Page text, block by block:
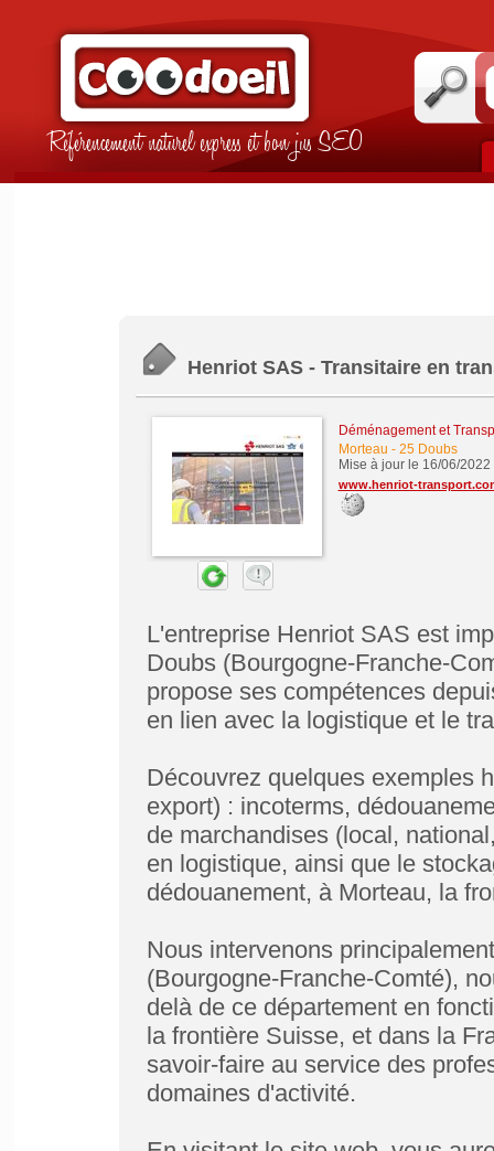
Référencement naturel express et bon jus SEO
Henriot SAS - Transitaire en
Déménagement et
Morteau - 25 Doubs
Mise à jour le 16/06/2022
www.henriot-
L'entreprise Henriot SAS est
Doubs (Bourgogne-Franche-
propose ses compétences
en lien avec la logistique et le
Découvrez quelques exemples
export) : incoterms,
de marchandises (local,
en logistique, ainsi que le
dédouanement, à Morteau, la
Nous intervenons
(Bourgogne-Franche-Comté),
delà de ce département en
la frontière Suisse, et dans la
savoir-faire au service des
domaines d'activité.